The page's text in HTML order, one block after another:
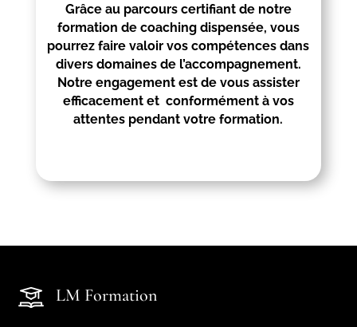
Grâce au parcours certifiant de notre
formation de coaching dispensée, vous
pourrez faire valoir vos compétences dans
divers domaines de l’accompagnement.
Notre engagement est de vous assister
efficacement et conformément à vos
attentes pendant votre formation.
LM Formation